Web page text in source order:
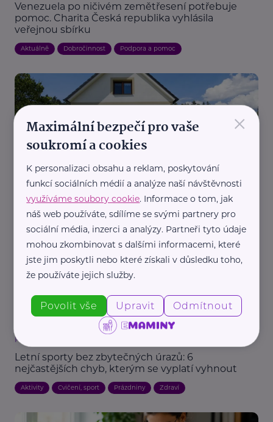
Venezuela po ničivém zemětřesení potřebuje
pomoc. Charita Česká republika vyhlásila
veřejnou sbírku
Aktuálně Dobročinnost Podpora a pomoc
Státní fond životního prostředí ČR
Chcete nižší účty za energie? Nová zelená
úsporám opět přijímá žádosti
Aktuálně Bydlení, domácnost Dotace Rodina
Pearmedia
Letní sporty bez zbytečných úrazů: 6
nejčastějších chyb, kterým se vyplatí vyhnout
Aktivity Cvičení, sport Prázdniny Zdraví
×
Maximální bezpečí pro vaše
soukromí a cookies
K personalizaci obsahu a reklam, poskytování
funkcí sociálních médií a analýze naší návštěvnosti
využíváme soubory cookie. Informace o tom, jak
náš web používáte, sdílíme se svými partnery pro
sociální média, inzerci a analýzy. Partneři tyto údaje
mohou zkombinovat s dalšími informacemi, které
jste jim poskytli nebo které získali v důsledku toho,
že používáte jejich služby.
Povolit vše Upravit Odmítnout